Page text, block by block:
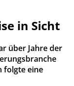
in Sicht
über Jahre der
folgte eine